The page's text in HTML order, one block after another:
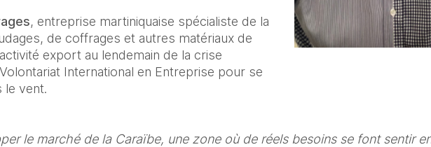
, entreprise martiniquaise spécialiste de la
de coffrages et autres matériaux de
export au lendemain de la crise
International en Entreprise pour se
le vent.
le marché de la Caraïbe, une zone où de réels besoins se font sentir